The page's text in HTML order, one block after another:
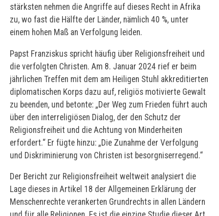
stärksten nehmen die Angriffe auf dieses Recht in Afrika
zu, wo fast die Hälfte der Länder, nämlich 40 %, unter
einem hohen Maß an Verfolgung leiden.
Papst Franziskus spricht häufig über Religionsfreiheit und
die verfolgten Christen. Am 8. Januar 2024 rief er beim
jährlichen Treffen mit dem am Heiligen Stuhl akkreditierten
diplomatischen Korps dazu auf, religiös motivierte Gewalt
zu beenden, und betonte: „Der Weg zum Frieden führt auch
über den interreligiösen Dialog, der den Schutz der
Religionsfreiheit und die Achtung von Minderheiten
erfordert.“ Er fügte hinzu: „Die Zunahme der Verfolgung
und Diskriminierung von Christen ist besorgniserregend.“
Der Bericht zur Religionsfreiheit weltweit analysiert die
Lage dieses in Artikel 18 der Allgemeinen Erklärung der
Menschenrechte verankerten Grundrechts in allen Ländern